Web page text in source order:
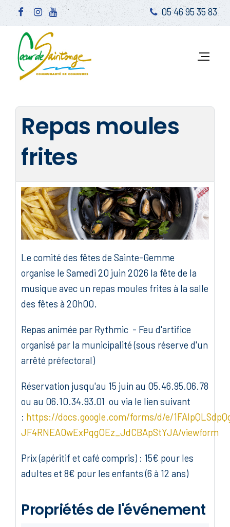
05 46 95 35 83
Repas moules
frites
Le comité des fêtes de Sainte-Gemme
organise le Samedi 20 juin 2026 la fête de la
musique avec un repas moules frites à la salle
des fêtes à 20h00.
Repas animée par Rythmic - Feu d'artifice
organisé par la municipalité (sous réserve d'un
arrêté préfectoral)
Réservation jusqu'au 15 juin au 05.46.95.06.78
ou au 06.10.34.93.01 ou via le lien suivant
: https://docs.google.com/forms/d/e/
JF4RNEA0wExPqgOEz_JdCBApStYJA/viewform
Prix (apéritif et café compris) : 15€ pour les
adultes et 8€ pour les enfants (6 à 12 ans)
Propriétés de l'événement